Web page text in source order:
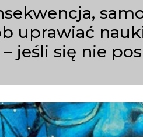
uprawiać
jeśli się nie